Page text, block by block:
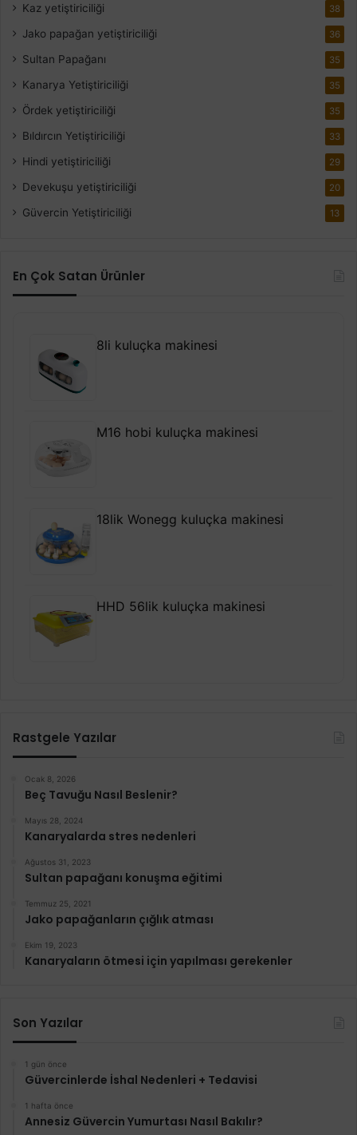
Kaz yetiştiriciliği 38
Jako papağan yetiştiriciliği 36
Sultan Papağanı 35
Kanarya Yetiştiriciliği 35
Ördek yetiştiriciliği 35
Bıldırcın Yetiştiriciliği 33
Hindi yetiştiriciliği 29
Devekuşu yetiştiriciliği 20
Güvercin Yetiştiriciliği 13
En Çok Satan Ürünler
8li kuluçka makinesi
M16 hobi kuluçka makinesi
18lik Wonegg kuluçka makinesi
HHD 56lik kuluçka makinesi
Rastgele Yazılar
Ocak 8, 2026
Beç Tavuğu Nasıl Beslenir?
Mayıs 28, 2024
Kanaryalarda stres nedenleri
Ağustos 31, 2023
Sultan papağanı konuşma eğitimi
Temmuz 25, 2021
Jako papağanların çığlık atması
Ekim 19, 2023
Kanaryaların ötmesi için yapılması gerekenler
Son Yazılar
1 gün önce
Güvercinlerde İshal Nedenleri + Tedavisi
1 hafta önce
Annesiz Güvercin Yumurtası Nasıl Bakılır?